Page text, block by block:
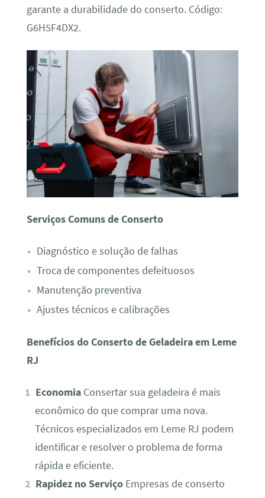
garante a durabilidade do conserto. Código:
G6H5F4DX2.
Serviços Comuns de Conserto
Diagnóstico e solução de falhas
Troca de componentes defeituosos
Manutenção preventiva
Ajustes técnicos e calibrações
Benefícios do Conserto de Geladeira em Leme
RJ
Economia Consertar sua geladeira é mais
econômico do que comprar uma nova.
Técnicos especializados em Leme RJ podem
identificar e resolver o problema de forma
rápida e eficiente.
Rapidez no Serviço Empresas de conserto